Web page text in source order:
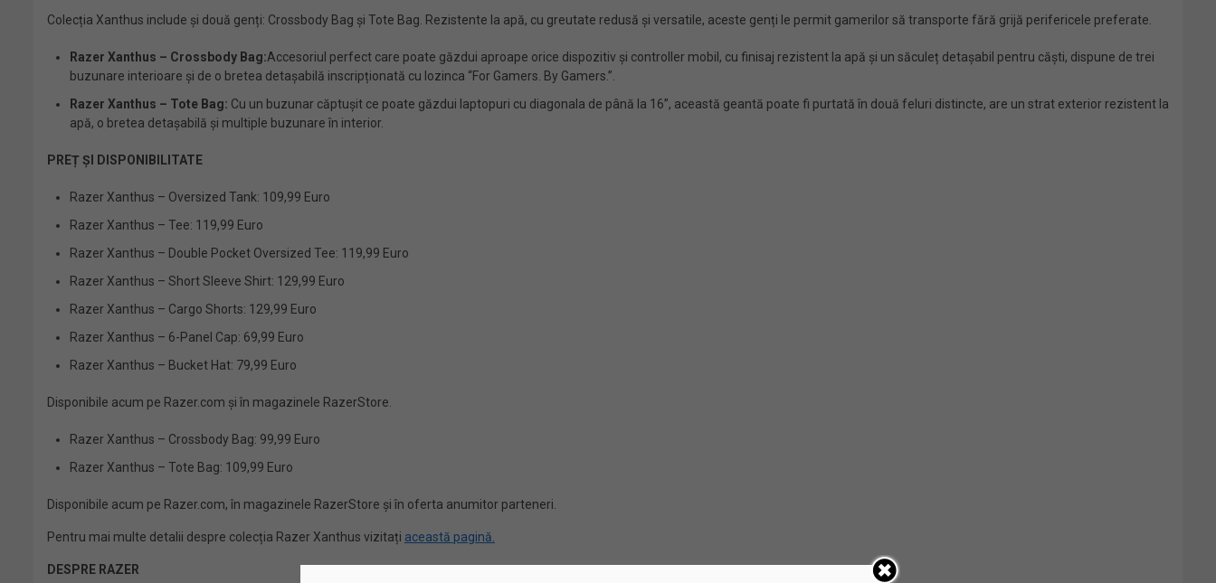
Colecția Xanthus include și două genți: Crossbody Bag și Tote Bag. Rezistente la apă, cu greutate redusă și versatile, aceste genți le permit gamerilor să transporte fără grijă perifericele preferate.
Razer Xanthus – Crossbody Bag:Accesoriul perfect care poate găzdui aproape orice dispozitiv și controller mobil, cu finisaj rezistent la apă și un săculeț detașabil pentru căști, dispune de trei
buzunare interioare și de o bretea detașabilă inscripționată cu lozinca “For Gamers. By Gamers.”.
Razer Xanthus – Tote Bag: Cu un buzunar căptușit ce poate găzdui laptopuri cu diagonala de până la 16”, această geantă poate fi purtată în două feluri distincte, are un strat exterior rezistent la
apă, o bretea detașabilă și multiple buzunare în interior.
PREȚ ȘI DISPONIBILITATE
Razer Xanthus – Oversized Tank: 109,99 Euro
Razer Xanthus – Tee: 119,99 Euro
Razer Xanthus – Double Pocket Oversized Tee: 119,99 Euro
Razer Xanthus – Short Sleeve Shirt: 129,99 Euro
Razer Xanthus – Cargo Shorts: 129,99 Euro
Razer Xanthus – 6-Panel Cap: 69,99 Euro
Razer Xanthus – Bucket Hat: 79,99 Euro
Disponibile acum pe Razer.com și în magazinele RazerStore.
Razer Xanthus – Crossbody Bag: 99,99 Euro
Razer Xanthus – Tote Bag: 109,99 Euro
Disponibile acum pe Razer.com, în magazinele RazerStore și în oferta anumitor parteneri.
Pentru mai multe detalii despre colecția Razer Xanthus vizitați această pagină.
DESPRE RAZER